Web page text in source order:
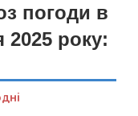
погоди в
2025 року: